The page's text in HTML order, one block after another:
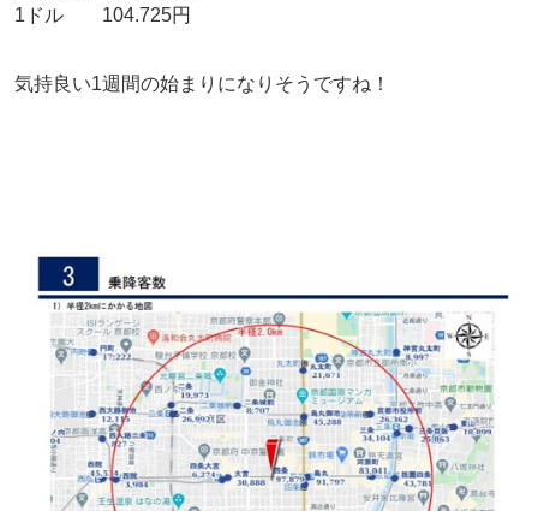
1ドル 104.725円
気持良い1週間の始まりになりそうですね！